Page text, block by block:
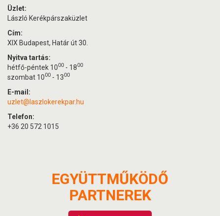
Üzlet:
László Kerékpárszaküzlet
Cím:
XIX Budapest, Határ út 30.
Nyitva tartás:
hétfő-péntek 1000 - 1800
szombat 1000 - 1300
E-mail:
uzlet@laszlokerekpar.hu
Telefon:
+36 20 572 1015
EGYÜTTMŰKÖDŐ
PARTNEREK